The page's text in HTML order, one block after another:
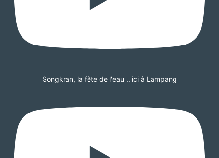
Songkran, la fête de l'eau ...ici à Lampang